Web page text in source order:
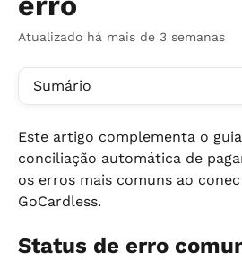
Atualizado há mais de 3 semanas
Sumário
Este artigo complementa o
conciliação automática de
os erros mais comuns ao
GoCardless.
Status de erro